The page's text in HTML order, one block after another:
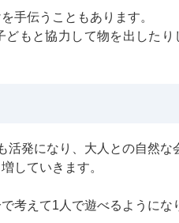
手伝うこともあります。
もと協力して物を出した
発になり、大人との自然な
していきます。
考えて1人で遊べるようにな